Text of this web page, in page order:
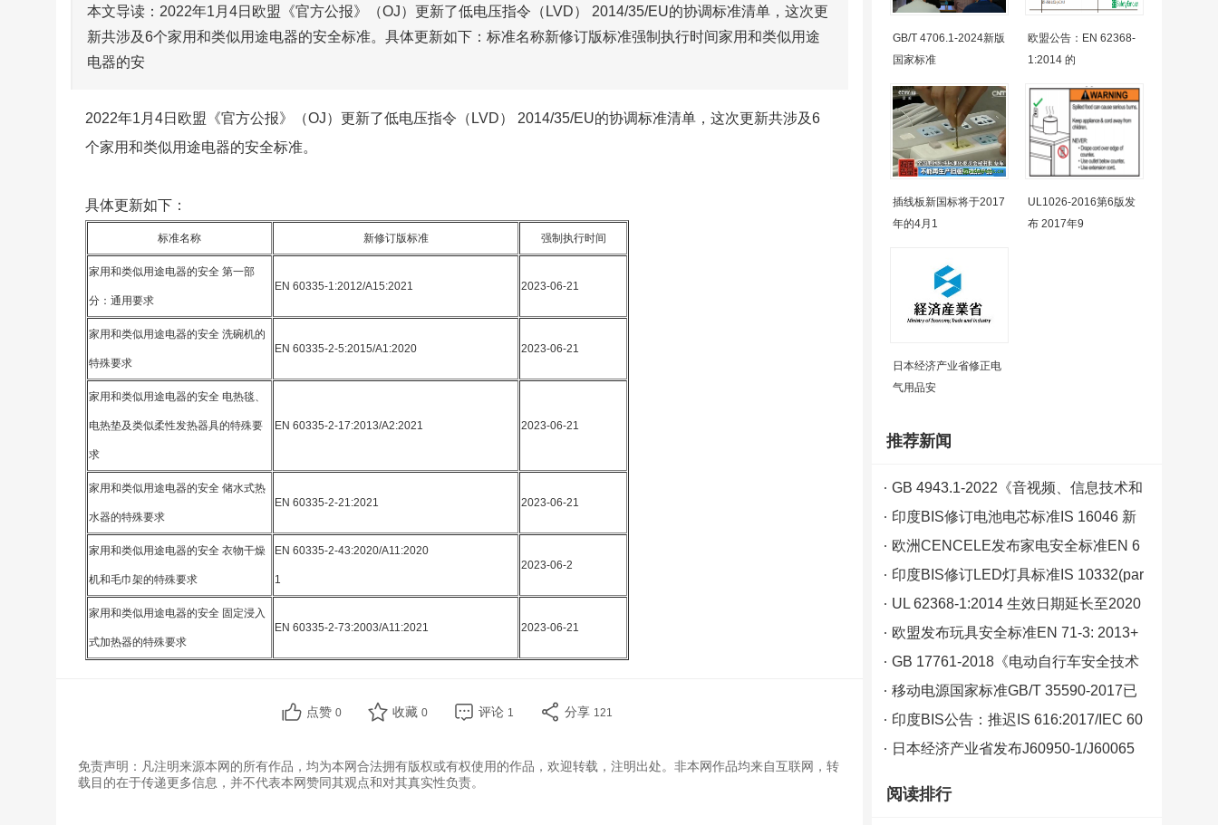
本文导读：2022年1月4日欧盟《官方公报》（OJ）更新了低电压指令（LVD） 2014/35/EU的协调标准清单，这次更
新共涉及6个家用和类似用途电器的安全标准。具体更新如下：标准名称新修订版标准强制执行时间家用和类似用途
电器的安
2022年1月4日欧盟《官方公报》（OJ）更新了低电压指令（LVD） 2014/35/EU的协调标准清单，这次更新共涉及6
个家用和类似用途电器的安全标准。
具体更新如下：
标准名称 新修订版标准 强制执行时间
家用和类似用途电器的安全 第一部
分：通用要求
EN 60335-1:2012/A15:2021 2023-06-21
家用和类似用途电器的安全 洗碗机的
特殊要求
EN 60335-2-5:2015/A1:2020 2023-06-21
家用和类似用途电器的安全 电热毯、
电热垫及类似柔性发热器具的特殊要
求
EN 60335-2-17:2013/A2:2021 2023-06-21
家用和类似用途电器的安全 储水式热
水器的特殊要求
EN 60335-2-21:2021 2023-06-21
家用和类似用途电器的安全 衣物干燥
机和毛巾架的特殊要求
EN 60335-2-43:2020/A11:2020
1
2023-06-2
家用和类似用途电器的安全 固定浸入
式加热器的特殊要求
EN 60335-2-73:2003/A11:2021 2023-06-21
点赞 0 收藏 0 评论 1 分享 121
免责声明：凡注明来源本网的所有作品，均为本网合法拥有版权或有权使用的作品，欢迎转载，注明出处。非本网作品均来自互联网，转
载目的在于传递更多信息，并不代表本网赞同其观点和对其真实性负责。
GB/T 4706.1-2024新版
国家标准
欧盟公告：EN 62368-
1:2014 的
插线板新国标将于2017
年的4月1
UL1026-2016第6版发
布 2017年9
日本经济产业省修正电
气用品安
推荐新闻
GB 4943.1-2022《音视频、信息技术和
通信技术设备 第1部分:安全要求》新版
标准发布 2023年8月1日实施
印度BIS修订电池电芯标准IS 16046 新
标准分为Part 1 & Part 2
欧洲CENCELE发布家电安全标准EN 6
0335-2欧盟偏差A11要求
印度BIS修订LED灯具标准IS 10332(par
t 5):2013
UL 62368-1:2014 生效日期延长至2020
年12月20日
欧盟发布玩具安全标准EN 71-3: 2013+
A3: 2018
GB 17761-2018《电动自行车安全技术
规范》强制性国家标准正式发布
移动电源国家标准GB/T 35590-2017已
于2018年7月1日正式实施
印度BIS公告：推迟IS 616:2017/IEC 60
65:2014执行实施时间
日本经济产业省发布J60950-1/J60065
阅读排行